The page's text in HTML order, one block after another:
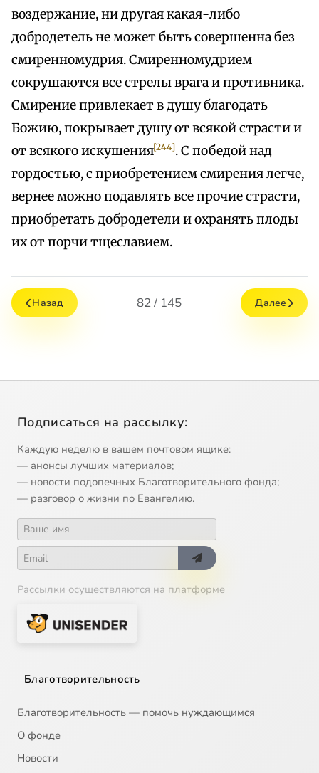
воздержание, ни другая какая-либо
добродетель не может быть совершенна без
смиренномудрия. Смиренномудрием
сокрушаются все стрелы врага и противника.
Смирение привлекает в душу благодать
Божию, покрывает душу от всякой страсти и
от всякого искушения[244]. С победой над
гордостью, с приобретением смирения легче,
вернее можно подавлять все прочие страсти,
приобретать добродетели и охранять плоды
их от порчи тщеславием.
Назад 82 / 145 Далее
Подписаться на рассылку:
Каждую неделю в вашем почтовом ящике:
— анонсы лучших материалов;
— новости подопечных Благотворительного фонда;
— разговор о жизни по Евангелию.
Рассылки осуществляются на платформе
Благотворительность
Благотворительность — помочь нуждающимся
О фонде
Новости